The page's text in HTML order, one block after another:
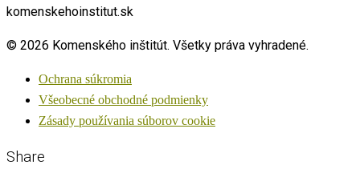
komenskehoinstitut.sk
© 2026 Komenského inštitút. Všetky práva vyhradené.
Ochrana súkromia
Všeobecné obchodné podmienky
Zásady používania súborov cookie
Share